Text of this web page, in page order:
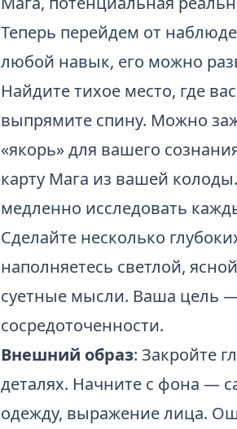
Теперь перейдем от
любой навык, его можно
Найдите тихое место, где
выпрямите спину. Можно
«якорь» для вашего
карту Мага из вашей
медленно исследовать
Сделайте несколько
наполняетесь светлой,
суетные мысли. Ваша цель
сосредоточенности.
Внешний образ: Закройте
деталях. Начните с фона —
одежду, выражение лица.